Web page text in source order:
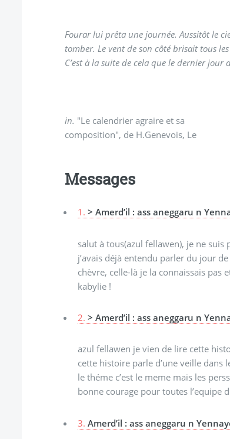
Fourar lui prêta une journée. Aussitôt le
tomber. Le vent de son côté brisait tous
C’est à la suite de cela que le dernier
in. "Le calendrier agraire et sa
composition", de H.Genevois, Le
Messages
1. > Amerd’il : ass aneggaru n
salut à tous(azul fellawen), je ne
j’avais déjà entendu parler du jour
chèvre, celle-là je la connaissais pas
kabylie !
2. > Amerd’il : ass aneggaru n
azul fellawen je vien de lire cette
cette histoire parle d’une veille dans
le théme c’est le meme mais les
bonne courage pour toutes l’equipe
3. Amerd’il : ass aneggaru n